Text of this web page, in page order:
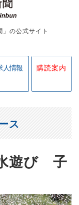
の公式サイト
人情報 購読案内
遊び 子
ス